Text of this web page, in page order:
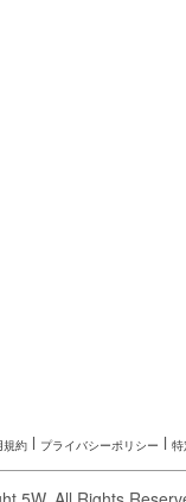
規約l プライバシーポリシー l 特